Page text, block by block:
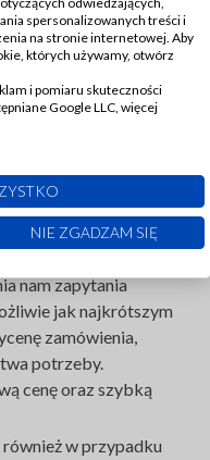
do instalacji z
można zabezpieczyć
nam zapytania
jak najkrótszym
zamówienia,
potrzeby.
cenę oraz szybką
w przypadku
spersonalizowanych treści i
na stronie internetowej. Aby
których używamy, otwórz
i pomiaru skuteczności
Google LLC, więcej
NIE ZGADZAM SIĘ